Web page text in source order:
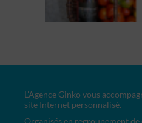
L'Agence Ginko vous
site Internet personnalisé.
Organisés en regroupement